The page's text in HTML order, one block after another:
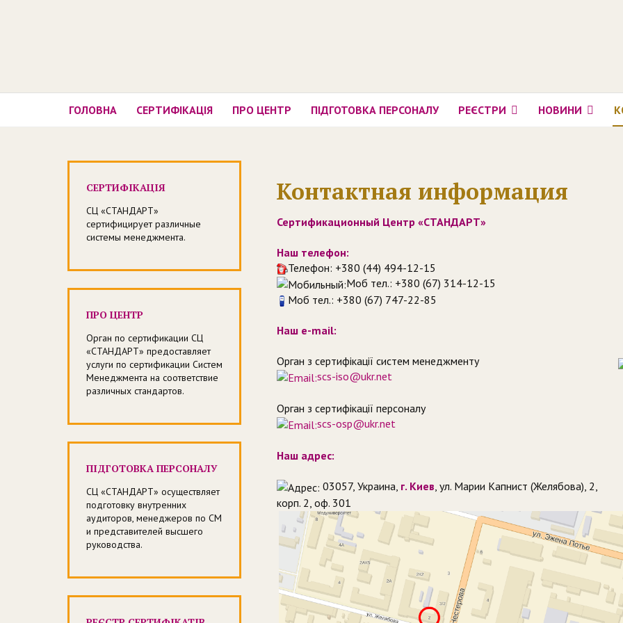
ГОЛОВНА CЕРТИФІКАЦІЯ ПРО ЦЕНТР ПІДГОТОВКА ПЕРСОНАЛУ РЕЄСТРИ НОВИНИ
Контактная информация
Сертификационный Центр «СТАНДАРТ»
Наш телефон:
Телефон: +380 (44) 494-12-15
Моб тел.: +380 (67) 314-12-15
Моб тел.: +380 (67) 747-22-85
Наш e-mail:
Орган з сертифікації систем менеджменту
scs-iso@ukr.net
Орган з сертифікації персоналу
scs-osp@ukr.net
Наш адрес:
03057, Украина, г. Киев, ул. Марии Капнист (Желябова), 2,
корп. 2, оф. 301
CЕРТИФІКАЦІЯ
СЦ «СТАНДАРТ»
сертифицирует различные
системы менеджмента.
ПРО ЦЕНТР
Орган по сертификации СЦ
«СТАНДАРТ» предоставляет
услуги по сертификации Систем
Менеджмента на соответствие
различных стандартов.
ПІДГОТОВКА ПЕРСОНАЛУ
СЦ «СТАНДАРТ» осуществляет
подготовку внутренних
аудиторов, менеджеров по СМ
и представителей высшего
руководства.